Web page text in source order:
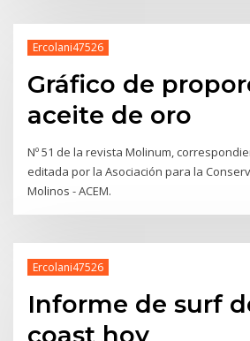
Ercolani47526
Gráfico de
aceite de oro
Nº 51 de la revista Molinum,
editada por la Asociación para la
Molinos - ACEM.
Ercolani47526
Informe de surf
coast hoy